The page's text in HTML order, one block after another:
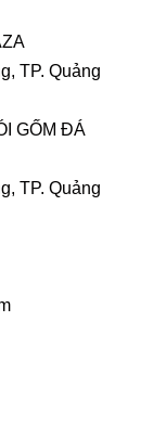
TP. Quảng
GỐM ĐÁ
TP. Quảng